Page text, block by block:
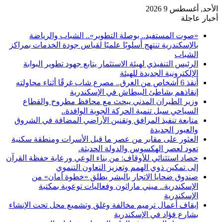
الأحد, أغسطس 9 2026
أخبار عاجلة
«صوت المستفيد.. بوصلة التطوير».. الشباب والرياضة
بالإسكندرية تنتهج أسلوبًا علميًا لقياس جودة الخدمات بمراكز
الشباب
الرئيس التنفيذي لهيئة الاستثمار يتابع جهود تطوير البوابة
الإلكترونية الجديدة للهيئة
أنقذ 6 أشخاص من الغرق.. مصرع شاب غرقًا أثناء محاولته
إنقاذهم بشاطئ البيطاش في الإسكندرية
وزير الطيران المدني يبحث مع محافظ مطروح والقطاع
السياحي سبل تنمية الحركة الجوية الوافدة..
متابعة تنفيذ المرافق وتقنين الأراضي المضافة في الشروق
والعبور الجديدة
العثور على مقابر من عصر ما قبل الأسرات ومنطقة سكنية
تعود لعصر الهكسوس والدولة الحديثة.
حصاد استثنائي للأوقاف: من بناء الوعي ورعاية حفظة القرآن
إلى تمكين ذوي الهمم وتعزيز التعاون التنموي
صندوق ضحايا الاتجار بالبشر يطلق «خطوة أمان» من
الإسكندرية.. ميني ماراثون وفعاليات توعوية بمكتبة
الإسكندرية
إيقاف أعمال ترميم مخالفة وغلق وتشميع محل تحت الإنشاء
بشارع فؤاد في الإسكندرية